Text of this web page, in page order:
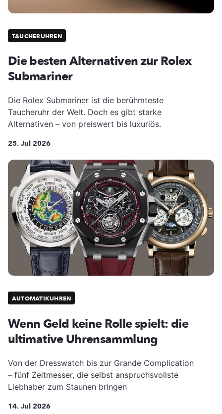
TAUCHERUHREN
Die besten Alternativen zur Rolex
Submariner
Die Rolex Submariner ist die berühmteste
Taucheruhr der Welt. Doch es gibt starke
Alternativen – von preiswert bis luxuriös.
25. Jul 2026
AUTOMATIKUHREN
Wenn Geld keine Rolle spielt: die
ultimative Uhrensammlung
Von der Dresswatch bis zur Grande Complication
– fünf Zeitmesser, die selbst anspruchsvollste
Liebhaber zum Staunen bringen
14. Jul 2026